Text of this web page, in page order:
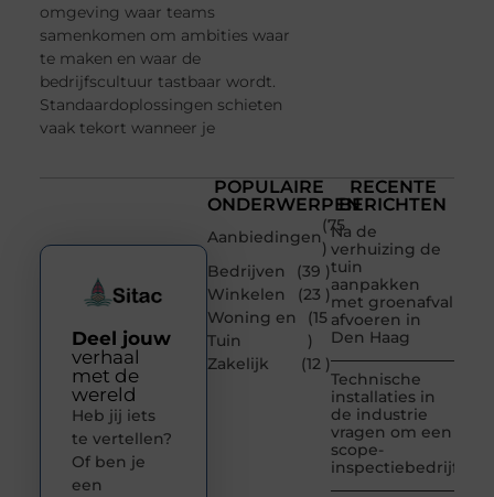
omgeving waar teams
samenkomen om ambities waar
te maken en waar de
bedrijfscultuur tastbaar wordt.
Standaardoplossingen schieten
vaak tekort wanneer je
POPULAIRE
ONDERWERPEN
Aanbiedingen
(75
)
Bedrijven
(39 )
Winkelen
(23 )
Woning en
Tuin
(15
)
Zakelijk
(12 )
RECENTE
BERICHTEN
Na de
verhuizing de
tuin
aanpakken
met groenafval
afvoeren in
Den Haag
Technische
installaties in
de industrie
vragen om een
scope-
inspectiebedrijf
Deel jouw
verhaal
met de
wereld
Heb jij iets
te vertellen?
Of ben je
een